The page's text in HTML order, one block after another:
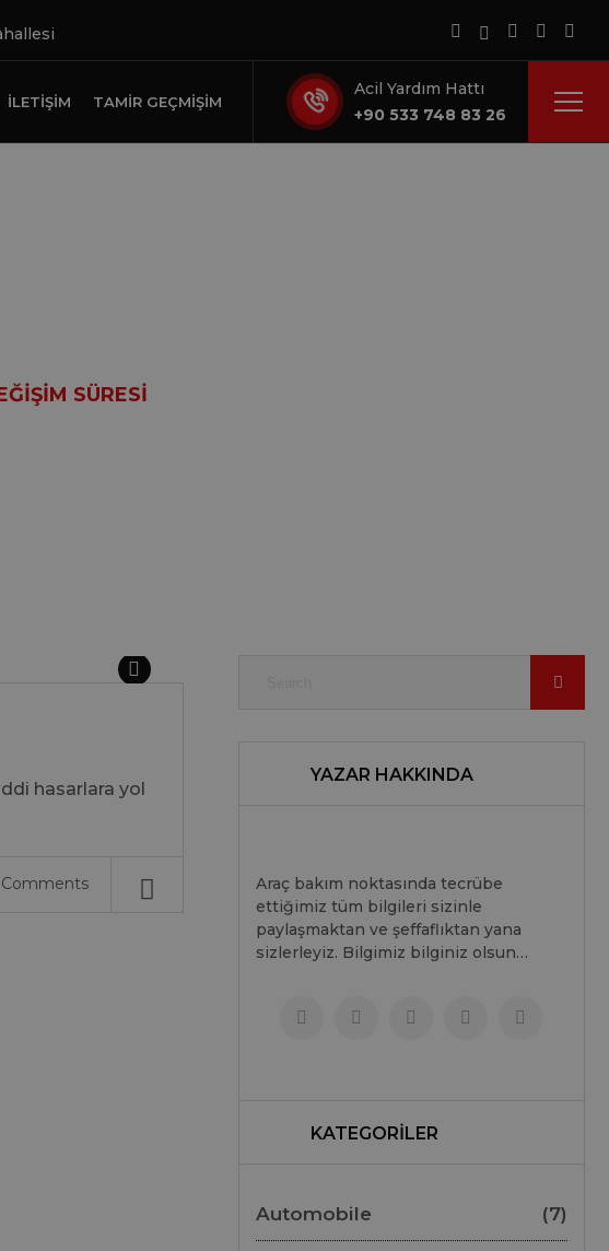
İLETIŞIM TAMIR GEÇMIŞIM
Acil Yardım Hattı
+90 533 748 83 26
SÜRESI
hasarlara yol
YAZAR HAKKINDA
Araç bakım noktasında tecrübe
ettiğimiz tüm bilgileri sizinle
paylaşmaktan ve şeffaflıktan yana
sizlerleyiz. Bilgimiz bilginiz olsun…
KATEGORİLER
Automobile (7)